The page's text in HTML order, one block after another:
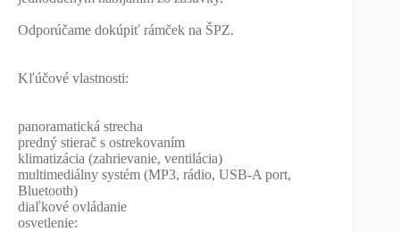
Odporúčame dokúpiť rámček na ŠPZ.
Kľúčové vlastnosti:
panoramatická strecha
predný stierač s ostrekovaním
klimatizácia (zahrievanie, ventilácia)
multimediálny systém (MP3, rádio, USB-A port,
Bluetooth)
diaľkové ovládanie
osvetlenie: